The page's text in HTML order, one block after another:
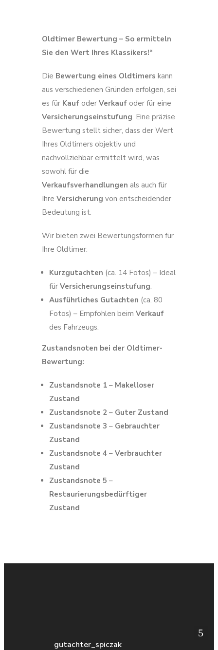
Oldtimer Bewertung – So ermitteln
Sie den Wert Ihres Klassikers!“
Die Bewertung eines Oldtimers kann
aus verschiedenen Gründen erfolgen, sei
es für Kaufoder Verkaufoder für eine
Versicherungseinstufung. Eine präzise
Bewertung stellt sicher, dass der Wert
Ihres Oldtimers objektiv und
nachvollziehbar ermittelt wird, was
sowohl für die
Verkaufsverhandlungen als auch für
Ihre Versicherung von entscheidender
Bedeutung ist.
Wir bieten zwei Bewertungsformen für
Ihre Oldtimer:
Kurzgutachten (ca. 14 Fotos) – Ideal
für Versicherungseinstufung.
Ausführliches Gutachten (ca. 80
Fotos) – Empfohlen beim Verkauf
des Fahrzeugs.
Zustandsnoten bei der Oldtimer-
Bewertung:
Zustandsnote 1– Makelloser
Zustand
Zustandsnote 2– Guter Zustand
Zustandsnote 3 – Gebrauchter
Zustand
Zustandsnote 4– Verbrauchter
Zustand
Zustandsnote 5 –
Restaurierungsbedürftiger
Zustand
gutachter_spiczak